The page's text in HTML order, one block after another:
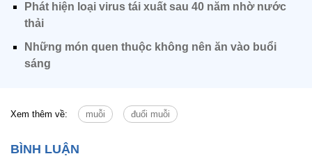
Phát hiện loại virus tái xuất sau 40 năm nhờ nước
thải
Những món quen thuộc không nên ăn vào buổi
sáng
Xem thêm về: muỗi đuổi muỗi